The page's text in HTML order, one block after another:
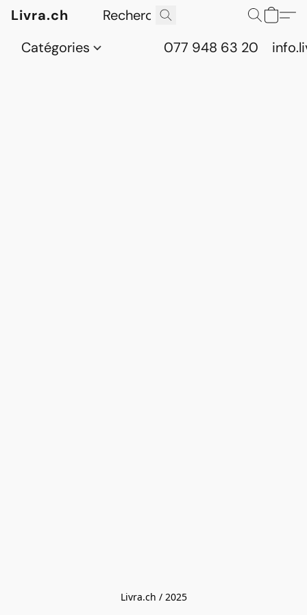
Livra.ch
Catégories
077 948 63 20
Livra.ch / 2025